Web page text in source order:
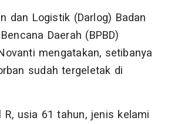
dan Logistik (Darlog) Badan
Daerah (BPBD)
mengatakan, setibanya
sudah tergeletak di
R, usia 61 tahun, jenis kelami